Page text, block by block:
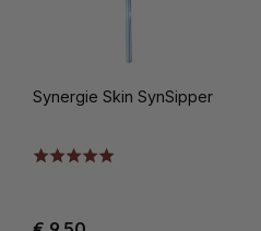
Synergie Skin SynSipper